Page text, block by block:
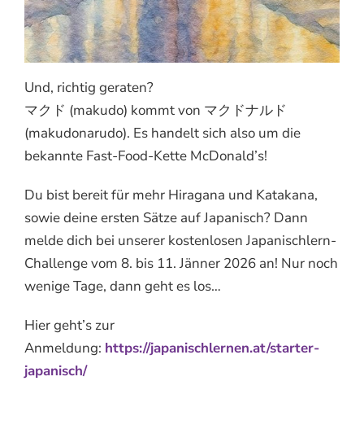
Und, richtig geraten?
マクド (makudo) kommt von マクドナルド
(makudonarudo). Es handelt sich also um die
bekannte Fast-Food-Kette McDonald’s!
Du bist bereit für mehr Hiragana und Katakana,
sowie deine ersten Sätze auf Japanisch? Dann
melde dich bei unserer kostenlosen Japanischlern-
Challenge vom 8. bis 11. Jänner 2026 an! Nur noch
wenige Tage, dann geht es los…
Hier geht’s zur
Anmeldung: https://japanischlernen.at/starter-
japanisch/